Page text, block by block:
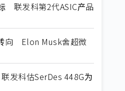
联发科第2代ASIC产品
向 Elon Musk舍超微
发科估SerDes 448G为